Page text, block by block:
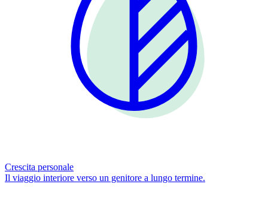
Crescita personale
Il viaggio interiore verso un genitore a lungo termine.